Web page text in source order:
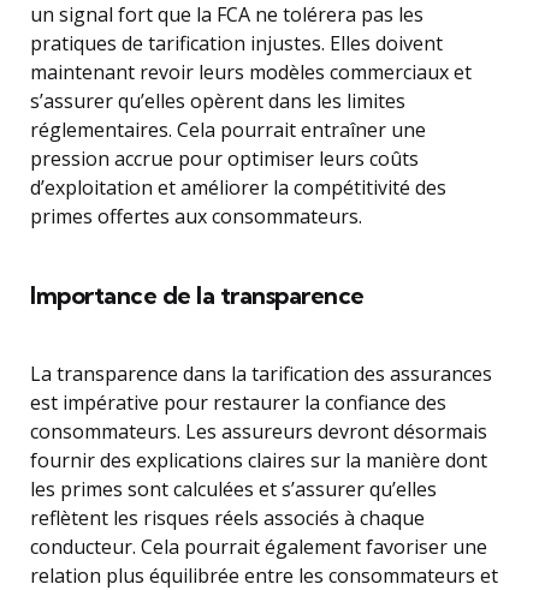
un signal fort que la FCA ne tolérera pas les
pratiques de tarification injustes. Elles doivent
maintenant revoir leurs modèles commerciaux et
s’assurer qu’elles opèrent dans les limites
réglementaires. Cela pourrait entraîner une
pression accrue pour optimiser leurs coûts
d’exploitation et améliorer la compétitivité des
primes offertes aux consommateurs.
Importance de la transparence
La transparence dans la tarification des assurances
est impérative pour restaurer la confiance des
consommateurs. Les assureurs devront désormais
fournir des explications claires sur la manière dont
les primes sont calculées et s’assurer qu’elles
reflètent les risques réels associés à chaque
conducteur. Cela pourrait également favoriser une
relation plus équilibrée entre les consommateurs et